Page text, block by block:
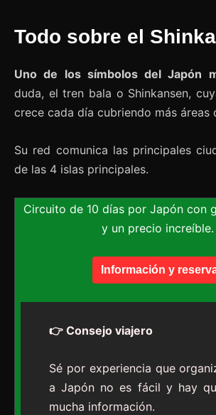
Todo sobre el
Uno de los símbolos del Japón
duda, el tren bala o Shinkansen,
crece cada día cubriendo más áreas
Su red comunica las principales
de las 4 islas principales.
Circuito de 10 días por Japón con
y un precio increíble.
Información y
👉 Consejo viajero
Sé por experiencia que
a Japón no es fácil y hay
mucha información.